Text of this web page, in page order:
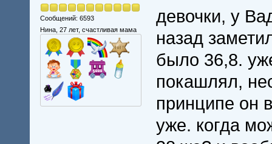
Сообщений: 6593
Нина, 27 лет, счастливая мама
девочки, у
назад
было 36,8.
покашлял,
принципе он
уже. когда